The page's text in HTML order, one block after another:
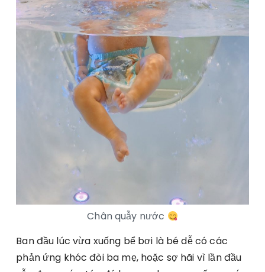
Chân quẫy nước
Ban đầu lúc vừa xuống bể bơi là bé dễ có các
phản ứng khóc đòi ba mẹ, hoặc sợ hãi vì lần đầu